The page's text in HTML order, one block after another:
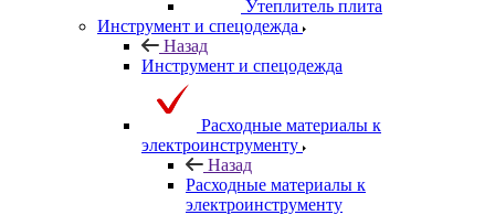
Утеплитель плита
Инструмент и спецодежда
Назад
Инструмент и спецодежда
Расходные материалы к
электроинструменту
Назад
Расходные материалы к
электроинструменту